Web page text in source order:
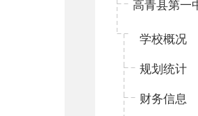
高青县第一
学校概况
规划统计
财务信息